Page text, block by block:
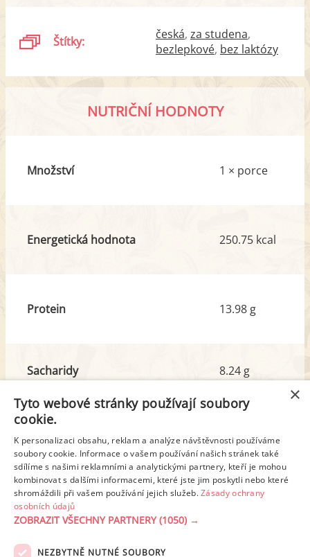
Štítky: česká za studena
bezlepkové bez laktózy
NUTRIČNÍ HODNOTY
Množství 1 × porce
Energetická hodnota 250.75 kcal
Protein 13.98 g
Sacharidy
8.24 g
Tuk
z toho nas. mastné kyseliny
18.01 g
6.88 g
Detailní rozpis
×
Tyto webové stránky používají soubory
cookie.
K personalizaci obsahu, reklam a analýze návštěvnosti používáme
soubory cookie. Informace o vašem používání našich stránek také
sdílíme s našimi reklamními a analytickými partnery, kteří je mohou
kombinovat s dalšími informacemi, které jste jim poskytli nebo které
shromáždili při vašem používání jejich služeb.Zásady ochrany
osobních údajů
ZOBRAZIT VŠECHNY PARTNERY(1050) →
NEZBYTNĚ NUTNÉ SOUBORY